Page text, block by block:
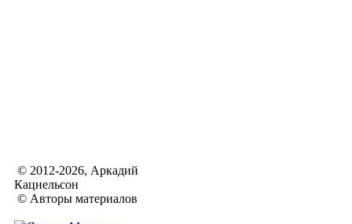
© 2012-2026, Аркадий
Кацнельсон
© Авторы материалов